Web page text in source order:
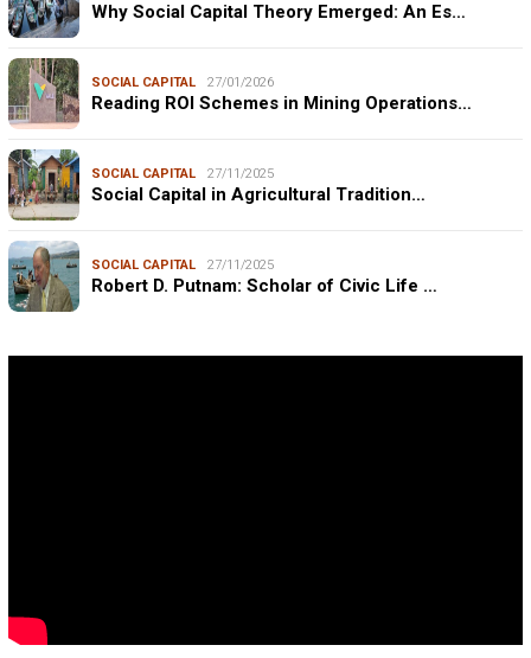
Why Social Capital Theory Emerged: An Es…
SOCIAL CAPITAL 27/01/2026
Reading ROI Schemes in Mining Operations…
SOCIAL CAPITAL 27/11/2025
Social Capital in Agricultural Tradition…
SOCIAL CAPITAL 27/11/2025
Robert D. Putnam: Scholar of Civic Life …